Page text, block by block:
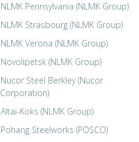
NLMK Pennsylvania (NLMK Group)
NLMK Strasbourg (NLMK Group)
NLMK Verona (NLMK Group)
Novolipetsk (NLMK Group)
Nucor Steel Berkley (Nucor
Corporation)
Altai-Koks (NLMK Group)
Pohang Steelworks (POSCO)